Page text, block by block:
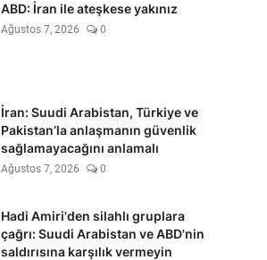
ABD: İran ile ateşkese yakınız
Ağustos 7, 2026 0
İran: Suudi Arabistan, Türkiye ve
Pakistan’la anlaşmanın güvenlik
sağlamayacağını anlamalı
Ağustos 7, 2026 0
Hadi Amiri'den silahlı gruplara
çağrı: Suudi Arabistan ve ABD'nin
saldırısına karşılık vermeyin